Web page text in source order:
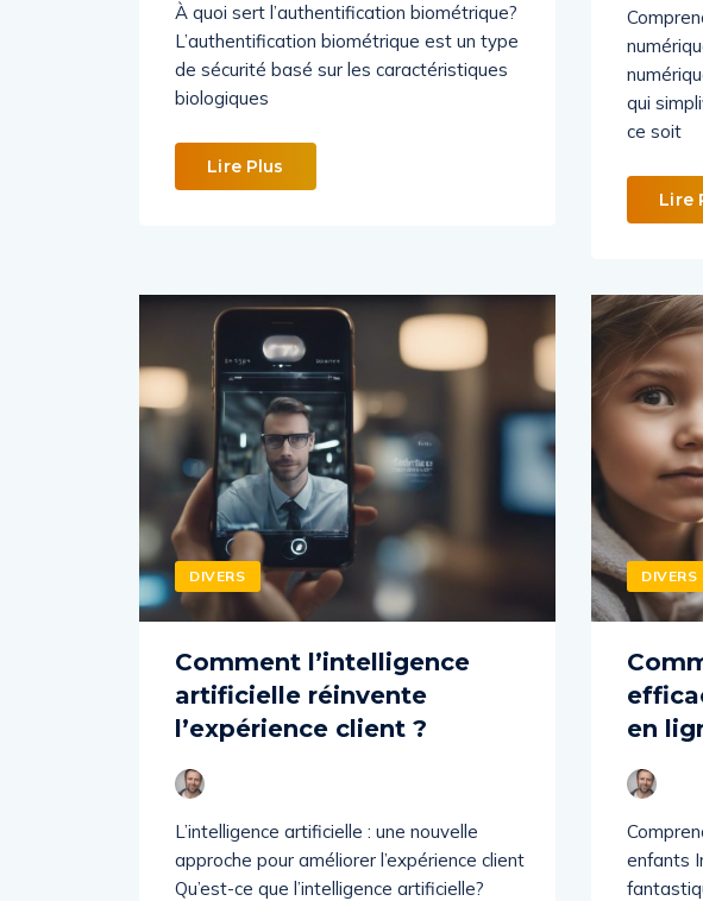
À quoi sert l’authentification biométrique?
L’authentification biométrique est un type
de sécurité basé sur les caractéristiques
biologiques
Lire Plus
qui
ce soit
Lire
DIVERS
Comment l’intelligence
artificielle réinvente
l’expérience client ?
L’intelligence artificielle : une nouvelle
approche pour améliorer l’expérience client
Qu’est-ce que l’intelligence artificielle?
DIVERS
en
enfants